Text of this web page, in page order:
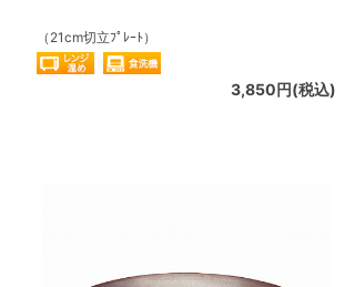
（21cm切立ﾌﾟﾚｰﾄ）
3,850円(税込)